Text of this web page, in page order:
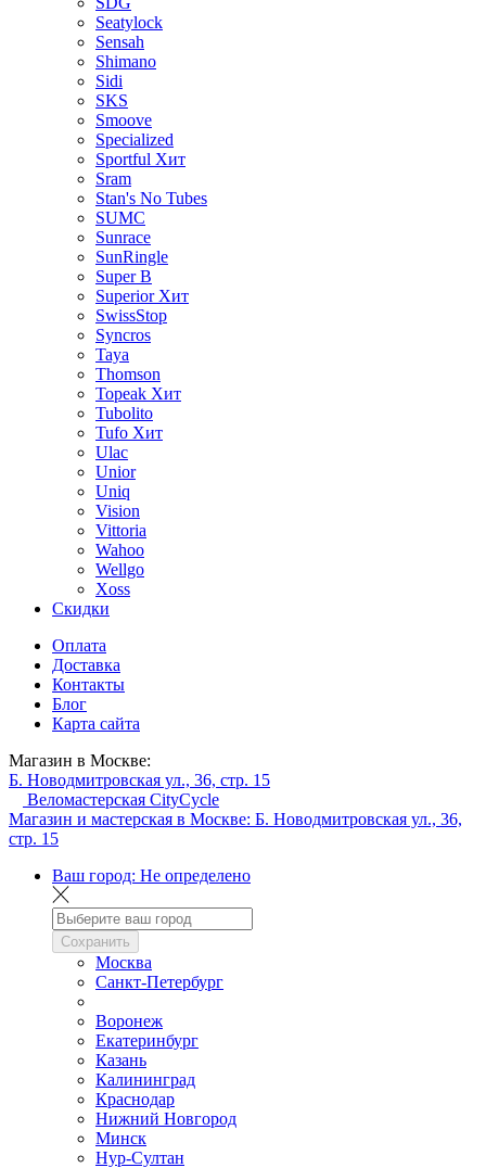
Seatylock
Sensah
Shimano
Sidi
SKS
Smoove
Specialized
Sportful Хит
Sram
Stan's No Tubes
SUMC
Sunrace
SunRingle
Super B
Superior Хит
SwissStop
Syncros
Taya
Thomson
Topeak Хит
Tubolito
Tufo Хит
Ulac
Unior
Uniq
Vision
Vittoria
Wahoo
Wellgo
Xoss
Скидки
Оплата
Доставка
Контакты
Блог
Карта сайта
Магазин в Москве:
Б. Новодмитровская ул., 36, стр. 15
Веломастерская CityCycle
Магазин и мастерская в Москве: Б. Новодмитровская ул., 36,
стр. 15
Ваш город: Не определено
Сохранить
Москва
Санкт-Петербург
Воронеж
Екатеринбург
Казань
Калининград
Краснодар
Нижний Новгород
Минск
Нур-Султан